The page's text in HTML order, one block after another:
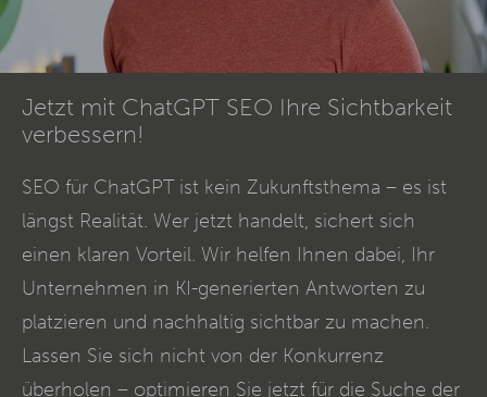
Jetzt mit ChatGPT SEO Ihre Sichtbarkeit
verbessern!
SEO für ChatGPT ist kein Zukunftsthema – es ist
längst Realität. Wer jetzt handelt, sichert sich
einen klaren Vorteil. Wir helfen Ihnen dabei, Ihr
Unternehmen in KI-generierten Antworten zu
platzieren und nachhaltig sichtbar zu machen.
Lassen Sie sich nicht von der Konkurrenz
überholen – optimieren Sie jetzt für die Suche der